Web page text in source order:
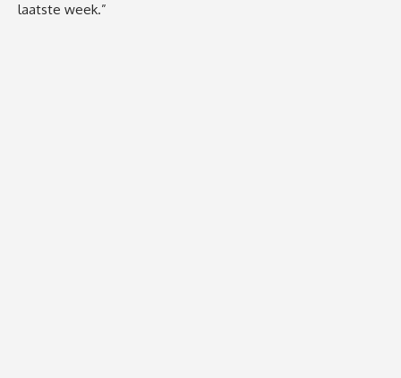
laatste week.”